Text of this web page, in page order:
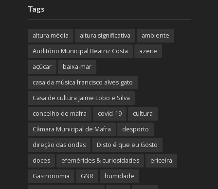
Tags
altura média altura significativa
ambiente
Auditório Municipal Beatriz Costa
azeite
açúcar
baixa-mar
casa da música francisco alves gato
Casa de cultura Jaime Lobo e Silva
concelho de mafra
covid-19
cultura
Câmara Municipal de Mafra
desporto
direção das ondas
Disto é que eu Gosto
doces
efemérides & curiosidades
ericeira
Gastronomia
GNR
humidade